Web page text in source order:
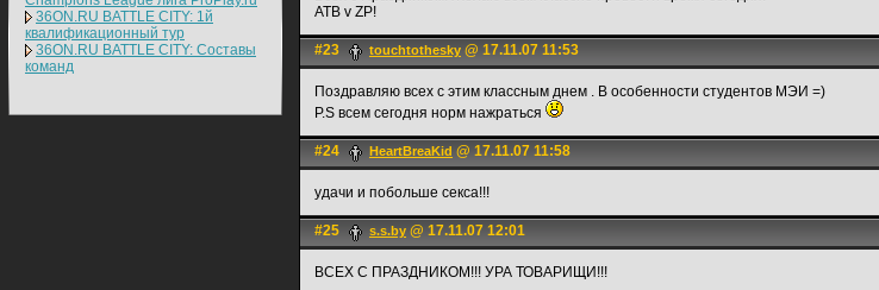
36ON.RU BATTLE CITY: 1й
квалификационный тур
36ON.RU BATTLE CITY: Составы
команд
ATB v ZP!
#23 touchtothesky @ 17.11.07 11:53
Поздравляю всех с этим классным днем . В особенности студентов МЭИ =)
P.S всем сегодня норм нажраться
#24 HeartBreaKid @ 17.11.07 11:58
удачи и побольше секса!!!
#25 s.s.by @ 17.11.07 12:01
ВСЕХ С ПРАЗДНИКОМ!!! УРА ТОВАРИЩИ!!!